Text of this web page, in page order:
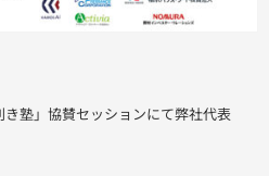
き塾」協賛セッションにて弊社代表